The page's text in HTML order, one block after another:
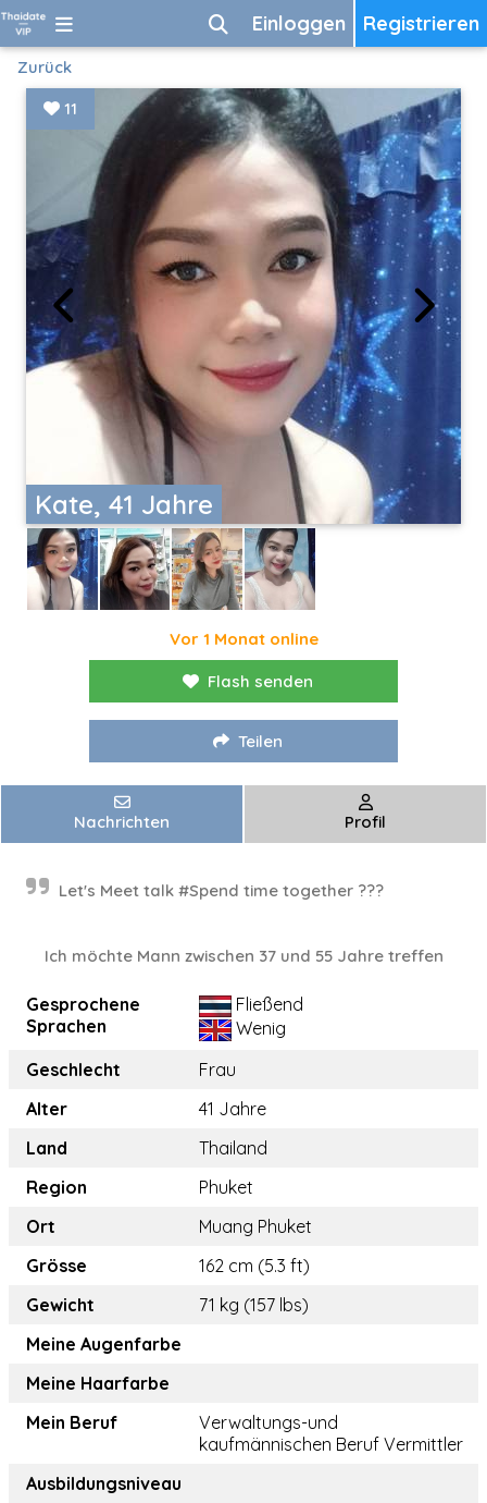
Registrieren
Einloggen
Zurück
Kate, 41 Jahre
11
Vor 1 Monat online
Flash senden
Teilen
Nachrichten Profil
Let's Meet talk #Spend time together ???
Ich möchte Mann zwischen 37 und 55 Jahre treffen
Gesprochene
Sprachen
Fließend
Wenig
Geschlecht
Frau
Alter
41 Jahre
Land
Thailand
Region
Phuket
Ort
Muang Phuket
Grösse
162 cm (5.3 ft)
Gewicht
71 kg (157 lbs)
Meine Augenfarbe
Meine Haarfarbe
Mein Beruf
Verwaltungs-und
kaufmännischen Beruf Vermittler
Ausbildungsniveau